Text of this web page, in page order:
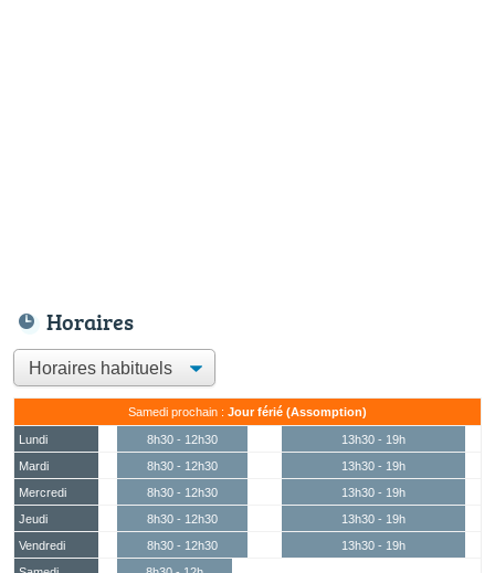
Horaires
Samedi prochain : Jour férié (Assomption)
Lundi 8h30 - 12h30
13h30 - 19h
Mardi
8h30 - 12h30
13h30 - 19h
Mercredi
8h30 - 12h30
13h30 - 19h
Jeudi
8h30 - 12h30
13h30 - 19h
Vendredi
8h30 - 12h30
13h30 - 19h